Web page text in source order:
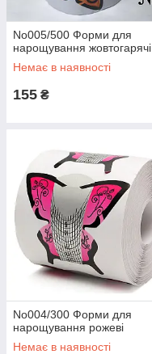
No005/500 Форми для
нарощування жовтогарячі
Немає в наявності
155 ₴
No004/300 Форми для
нарощування рожеві
Немає в наявності